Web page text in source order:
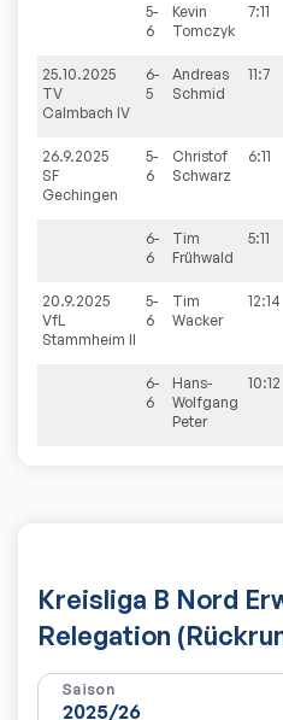
5-
6
Kevin
Tomczyk
7:11
25.10.2025
TV
Calmbach IV
6-
5
Andreas
Schmid
11:7
26.9.2025
SF
Gechingen
5-
6
Christof
Schwarz
6:11
6-
6
Tim
Frühwald
5:11
20.9.2025
VfL
Stammheim II
5-
6
Tim
Wacker
12:14
6-
6
Hans-
Wolfgang
Peter
10:12
Kreisliga B Nord
Relegation
Saison